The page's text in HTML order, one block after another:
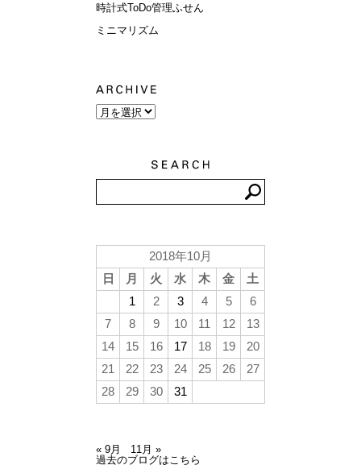
時計式ToDo管理ふせん
ミニマリズム
2018年10月
日
月 火 水 木 金
土
1
2 3 4 5
6
7
8 9 10 11 12
13
14
15 16 17 18 19
20
21
22 23 24 25 26
27
28
29 30 31
« 9月
11月 »
過去のブログはこちら